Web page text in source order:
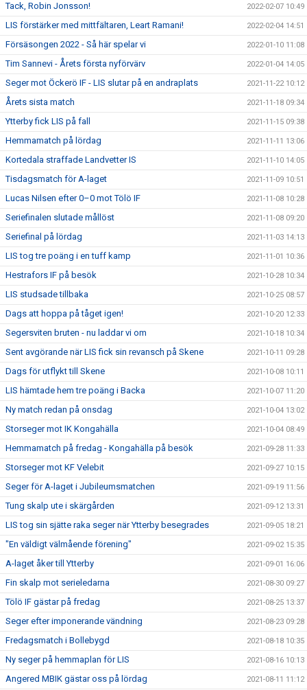
Tack, Robin Jonsson! 2022-02-07 10:49
LIS förstärker med mittfältaren, Leart Ramani! 2022-02-04 14:51
Försäsongen 2022 - Så här spelar vi 2022-01-10 11:08
Tim Sannevi - Årets första nyförvärv 2022-01-04 14:05
Seger mot Öckerö IF - LIS slutar på en andraplats 2021-11-22 10:12
Årets sista match 2021-11-18 09:34
Ytterby fick LIS på fall 2021-11-15 09:38
Hemmamatch på lördag 2021-11-11 13:06
Kortedala straffade Landvetter IS 2021-11-10 14:05
Tisdagsmatch för A-laget 2021-11-09 10:51
Lucas Nilsen efter 0–0 mot Tölö IF 2021-11-08 10:28
Seriefinalen slutade mållöst 2021-11-08 09:20
Seriefinal på lördag 2021-11-03 14:13
LIS tog tre poäng i en tuff kamp 2021-11-01 10:36
Hestrafors IF på besök 2021-10-28 10:34
LIS studsade tillbaka 2021-10-25 08:57
Dags att hoppa på tåget igen! 2021-10-20 12:33
Segersviten bruten - nu laddar vi om 2021-10-18 10:34
Sent avgörande när LIS fick sin revansch på Skene 2021-10-11 09:28
Dags för utflykt till Skene 2021-10-08 10:11
LIS hämtade hem tre poäng i Backa 2021-10-07 11:20
Ny match redan på onsdag 2021-10-04 13:02
Storseger mot IK Kongahälla 2021-10-04 08:49
Hemmamatch på fredag - Kongahälla på besök 2021-09-28 11:33
Storseger mot KF Velebit 2021-09-27 10:15
Seger för A-laget i Jubileumsmatchen 2021-09-19 11:56
Tung skalp ute i skärgården 2021-09-12 13:31
LIS tog sin sjätte raka seger när Ytterby besegrades 2021-09-05 18:21
"En väldigt välmående förening" 2021-09-02 15:35
A-laget åker till Ytterby 2021-09-01 16:06
Fin skalp mot serieledarna 2021-08-30 09:27
Tölö IF gästar på fredag 2021-08-25 13:37
Seger efter imponerande vändning 2021-08-23 09:28
Fredagsmatch i Bollebygd 2021-08-18 10:35
Ny seger på hemmaplan för LIS 2021-08-16 10:13
Angered MBIK gästar oss på lördag 2021-08-11 11:12